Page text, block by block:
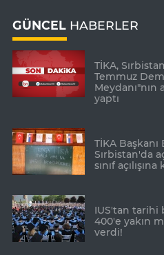
GÜNCEL HABERLER
TİKA,
Temmuz
Meydanı"nın
yaptı
TİKA Başkanı
Sırbistan'da
sınıf açılışına
IUS'tan tarihi
400'e yakın
verdi!